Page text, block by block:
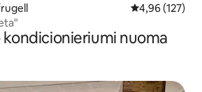
Vidutinis
4,96 (127)
kondicionieriumi nuoma